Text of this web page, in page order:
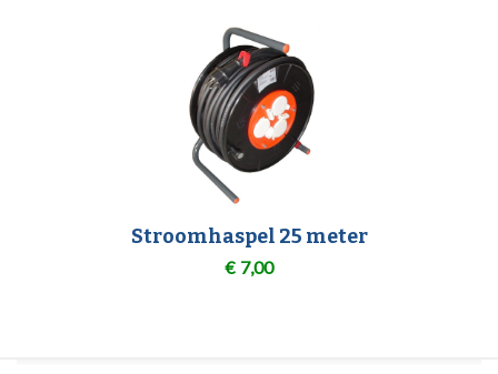
Stroomhaspel 25 meter
€ 7,00